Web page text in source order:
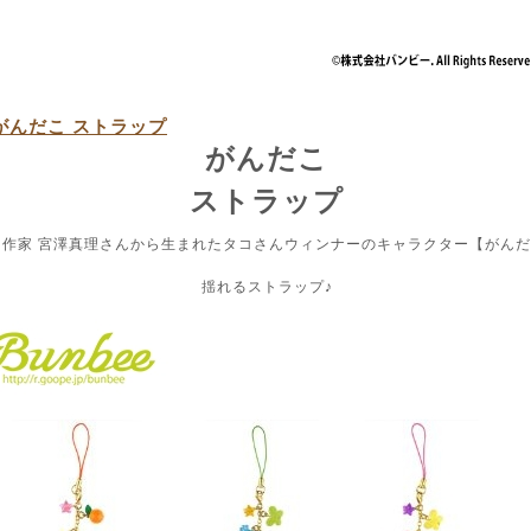
んだこ ストラップ
がんだこ
ストラップ
家 宮澤真理さんから生まれたタコさんウィンナーのキャラクター【がん
揺れるストラップ♪